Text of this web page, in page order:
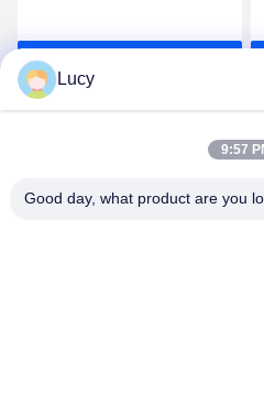
PBT stérile
Lucy
9:57
Good day, what product are you